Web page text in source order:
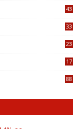
43
33
23
17
88